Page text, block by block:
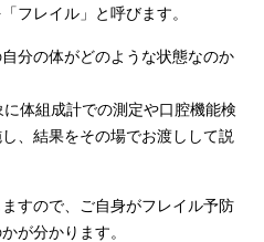
フレイル」と呼びます。
分の体がどのような状態なのか
体組成計での測定や口腔機能検
、結果をその場でお渡しして説
すので、ご自身がフレイル予防
が分かります。